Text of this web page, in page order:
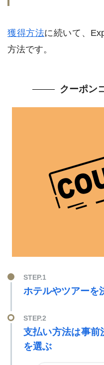
獲得方法に続いて、
方法です。
クーポン
STEP.1
ホテルやツアーを
STEP.2
支払い方法は事前
を選ぶ